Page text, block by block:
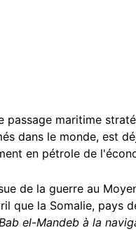
passage maritime
dans le monde, est
en pétrole de
de la guerre au
que la Somalie, pays
el-Mandeb à la